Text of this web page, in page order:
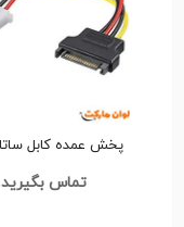
تماس بگیرید